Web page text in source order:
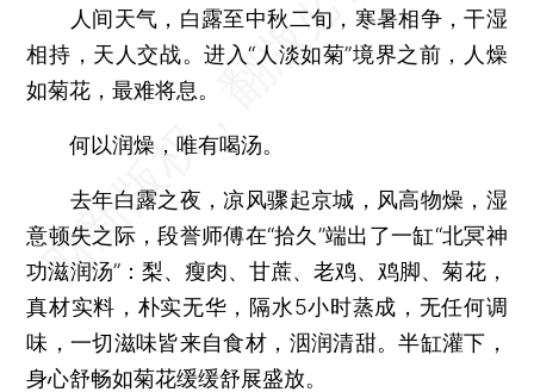
人间天气，白露至中秋二旬，寒暑相争，干湿
相持，天人交战。进入“人淡如菊”境界之前，人燥
如菊花，最难将息。
何以润燥，唯有喝汤。
去年白露之夜，凉风骤起京城，风高物燥，湿
意顿失之际，段誉师傅在“拾久”端出了一缸“北冥神
功滋润汤”：梨、瘦肉、甘蔗、老鸡、鸡脚、菊花，
真材实料，朴实无华，隔水5小时蒸成，无任何调
味，一切滋味皆来自食材，洇润清甜。半缸灌下，
身心舒畅如菊花缓缓舒展盛放。